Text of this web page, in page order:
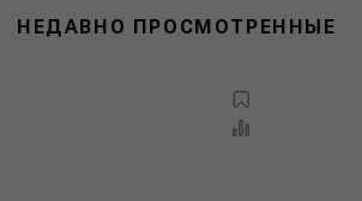
НЕДАВНО ПРОСМОТРЕННЫЕ